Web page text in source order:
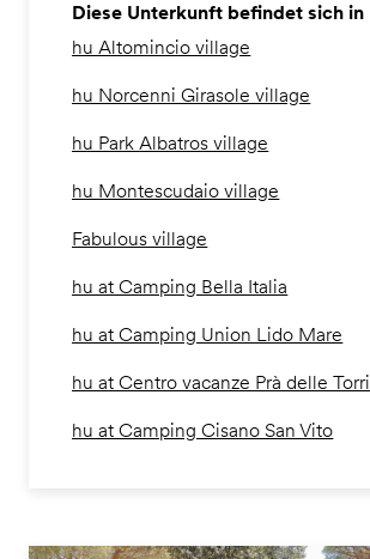
Diese Unterkunft befindet sich in
hu Altomincio village
hu Norcenni Girasole village
hu Park Albatros village
hu Montescudaio village
Fabulous village
hu at Camping Bella Italia
hu at Camping Union Lido Mare
hu at Centro vacanze Prà delle Torri
hu at Camping Cisano San Vito